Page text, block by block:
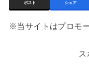
ポスト シェア
※当サイトはプロモ
ス